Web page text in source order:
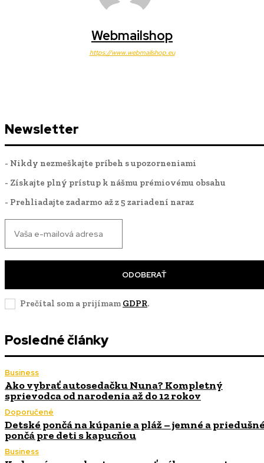
Webmailshop
https://www.webmailshop.eu
Newsletter
- Nikdy nezmeškajte príbeh s upozorneniami
- Získajte plný prístup k nášmu prémiovému obsahu
- Prehliadajte zadarmo až z 5 zariadení naraz
ODOBERAŤ
Prečítal som a prijímam GDPR.
Posledné články
Business
Ako vybrať autosedačku Nuna? Kompletný
sprievodca od narodenia až do 12 rokov
Doporučené
Detské pončá na kúpanie a pláž – jemné a
pončá pre deti s kapucňou
Business